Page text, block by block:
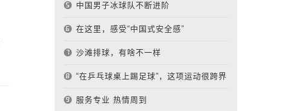
中国男子冰球队不断进阶
在这里，感受“中国式安全感”
沙滩排球，有啥不一样
“在乒乓球桌上踢足球”，这项运动很跨界
服务专业 热情周到